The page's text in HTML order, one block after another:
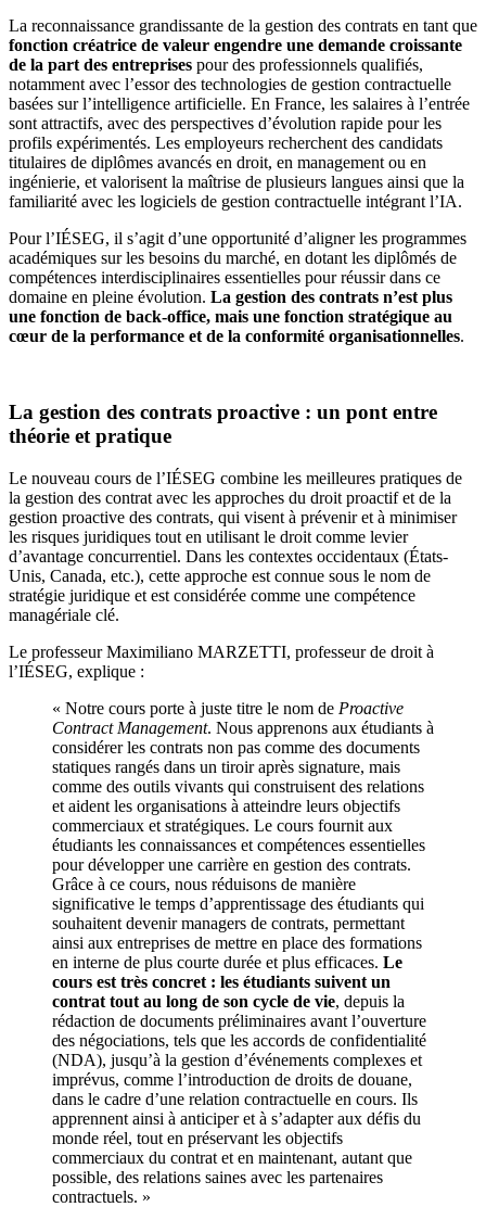
La reconnaissance grandissante de la gestion des contrats en tant que
fonction créatrice de valeur engendre une demande croissante
de la part des entreprises pour des professionnels qualifiés,
notamment avec l’essor des technologies de gestion contractuelle
basées sur l’intelligence artificielle. En France, les salaires à l’entrée
sont attractifs, avec des perspectives d’évolution rapide pour les
profils expérimentés. Les employeurs recherchent des candidats
titulaires de diplômes avancés en droit, en management ou en
ingénierie, et valorisent la maîtrise de plusieurs langues ainsi que la
familiarité avec les logiciels de gestion contractuelle intégrant l’IA.
Pour l’IÉSEG, il s’agit d’une opportunité d’aligner les programmes
académiques sur les besoins du marché, en dotant les diplômés de
compétences interdisciplinaires essentielles pour réussir dans ce
domaine en pleine évolution. La gestion des contrats n’est plus
une fonction de back-office, mais une fonction stratégique au
cœur de la performance et de la conformité organisationnelles.
La gestion des contrats proactive : un pont entre
théorie et pratique
Le nouveau cours de l’IÉSEG combine les meilleures pratiques de
la gestion des contrat avec les approches du droit proactif et de la
gestion proactive des contrats, qui visent à prévenir et à minimiser
les risques juridiques tout en utilisant le droit comme levier
d’avantage concurrentiel. Dans les contextes occidentaux (États-
Unis, Canada, etc.), cette approche est connue sous le nom de
stratégie juridique et est considérée comme une compétence
managériale clé.
Le professeur Maximiliano MARZETTI, professeur de droit à
l’IÉSEG, explique :
« Notre cours porte à juste titre le nom de Proactive
Contract Management. Nous apprenons aux étudiants à
considérer les contrats non pas comme des documents
statiques rangés dans un tiroir après signature, mais
comme des outils vivants qui construisent des relations
et aident les organisations à atteindre leurs objectifs
commerciaux et stratégiques. Le cours fournit aux
étudiants les connaissances et compétences essentielles
pour développer une carrière en gestion des contrats.
Grâce à ce cours, nous réduisons de manière
significative le temps d’apprentissage des étudiants qui
souhaitent devenir managers de contrats, permettant
ainsi aux entreprises de mettre en place des formations
en interne de plus courte durée et plus efficaces. Le
cours est très concret : les étudiants suivent un
contrat tout au long de son cycle de vie, depuis la
rédaction de documents préliminaires avant l’ouverture
des négociations, tels que les accords de confidentialité
(NDA), jusqu’à la gestion d’événements complexes et
imprévus, comme l’introduction de droits de douane,
dans le cadre d’une relation contractuelle en cours. Ils
apprennent ainsi à anticiper et à s’adapter aux défis du
monde réel, tout en préservant les objectifs
commerciaux du contrat et en maintenant, autant que
possible, des relations saines avec les partenaires
contractuels. »